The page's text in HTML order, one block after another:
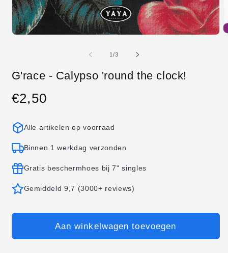
1/van
3
G'race - Calypso 'round the clock!
Normale
€2,50
Alle artikelen op voorraad
Binnen 1 werkdag verzonden
Gratis beschermhoes bij 7" singles
Gemiddeld 9,7 (3000+ reviews)
Aan winkelwagen toevoegen